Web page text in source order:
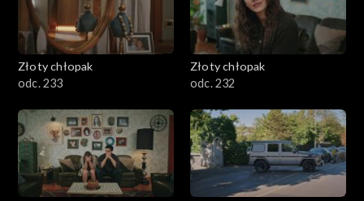
Złoty chłopak
odc. 233
Złoty chłopak
odc. 232